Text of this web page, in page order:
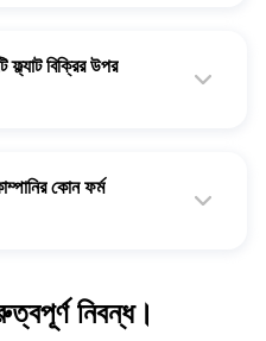
বিক্রির উপর
কোন ফর্ম
নিবন্ধ।